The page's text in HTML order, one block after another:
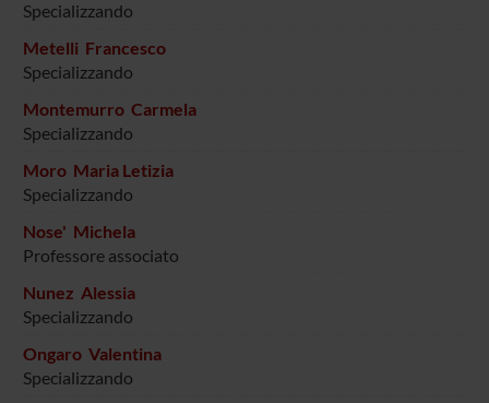
Specializzando
Metelli Francesco
Specializzando
Montemurro Carmela
Specializzando
Moro Maria Letizia
Specializzando
Nose' Michela
Professore associato
Nunez Alessia
Specializzando
Ongaro Valentina
Specializzando